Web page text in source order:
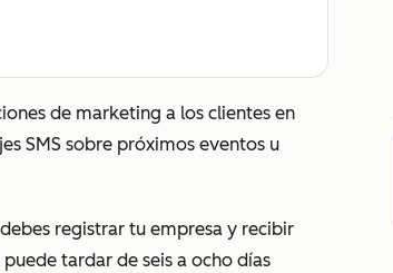
de marketing a los clientes en
SMS sobre próximos eventos u
registrar tu empresa y recibir
tardar de seis a ocho días